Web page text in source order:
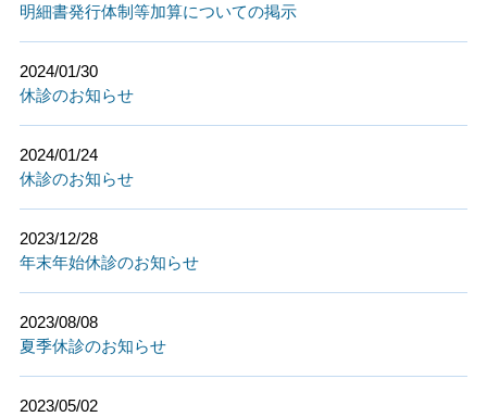
明細書発行体制等加算についての掲示
2024/01/30
休診のお知らせ
2024/01/24
休診のお知らせ
2023/12/28
年末年始休診のお知らせ
2023/08/08
夏季休診のお知らせ
2023/05/02